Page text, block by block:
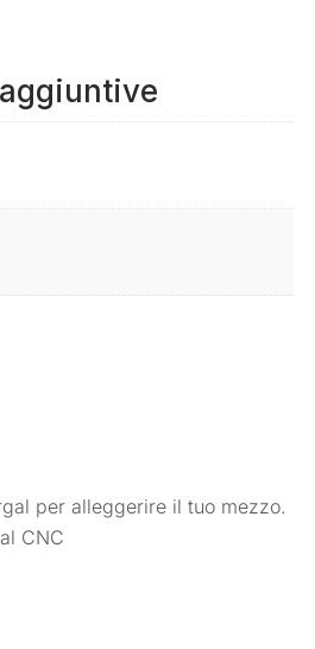
per alleggerire il tuo mezzo.
CNC